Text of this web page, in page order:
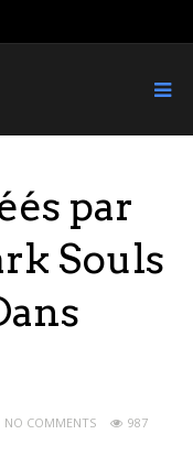
par
Souls
NO COMMENTS
987